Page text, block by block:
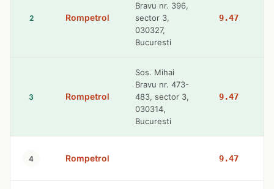
2 Rompetrol
Bravu nr. 396,
sector 3,
030327,
Bucuresti
9.47
3 Rompetrol
Sos. Mihai
Bravu nr. 473-
483, sector 3,
030314,
Bucuresti
9.47
4 Rompetrol 9.47